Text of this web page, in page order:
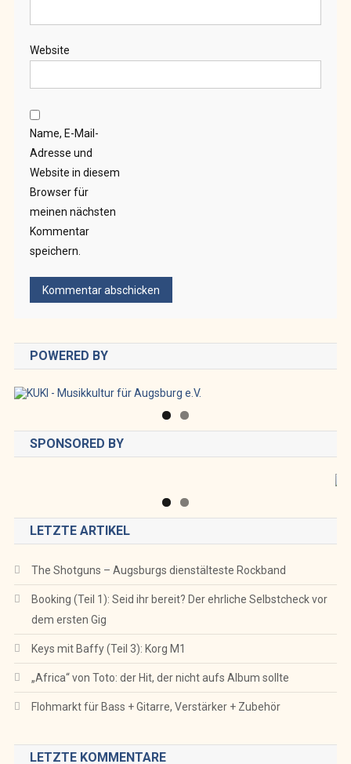
Website
Name, E-Mail-
Adresse und
Website in diesem
Browser für
meinen nächsten
Kommentar
speichern.
POWERED BY
SPONSORED BY
LETZTE ARTIKEL
The Shotguns – Augsburgs dienstälteste Rockband
Booking (Teil 1): Seid ihr bereit? Der ehrliche Selbstcheck vor
dem ersten Gig
Keys mit Baffy (Teil 3): Korg M1
„Africa“ von Toto: der Hit, der nicht aufs Album sollte
Flohmarkt für Bass + Gitarre, Verstärker + Zubehör
LETZTE KOMMENTARE